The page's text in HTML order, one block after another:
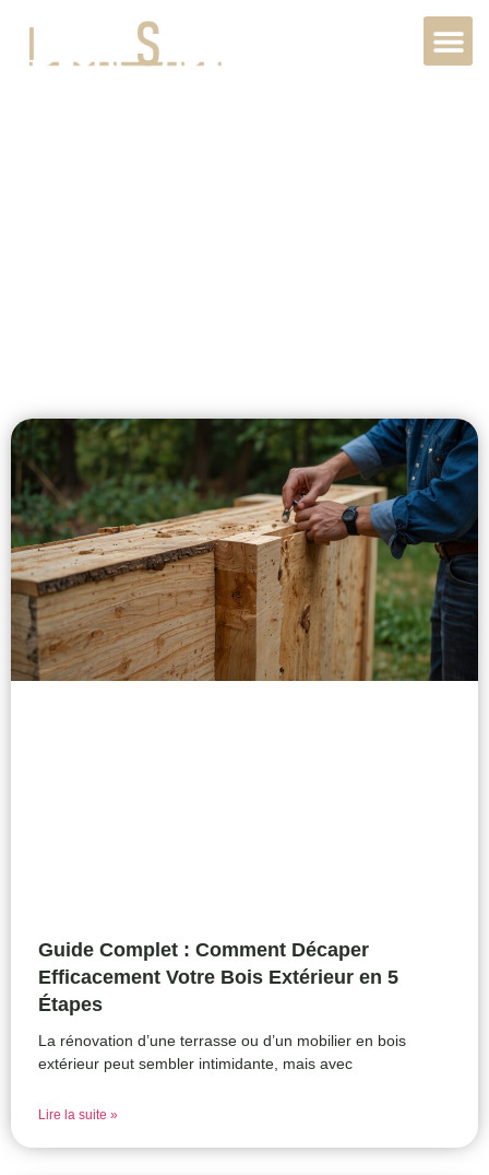
Guide Complet : Comment Décaper
Efficacement Votre Bois Extérieur en 5
Étapes
La rénovation d’une terrasse ou d’un mobilier en bois
extérieur peut sembler intimidante, mais avec
Lire la suite »